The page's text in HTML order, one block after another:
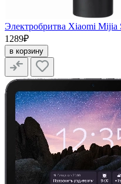
Электробритва Xiaomi Mijia
1289₽
в корзину